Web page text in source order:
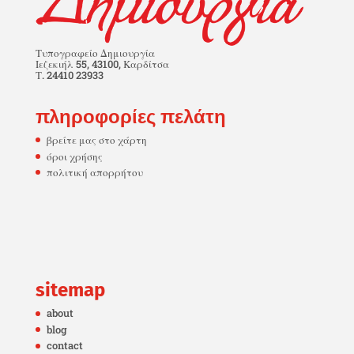
Τυπογραφείο Δημιουργία
Ιεζεκιήλ 55, 43100, Καρδίτσα
Τ. 24410 23933
πληροφορίες πελάτη
βρείτε μας στο χάρτη
όροι χρήσης
πολιτική απορρήτου
sitemap
about
blog
contact